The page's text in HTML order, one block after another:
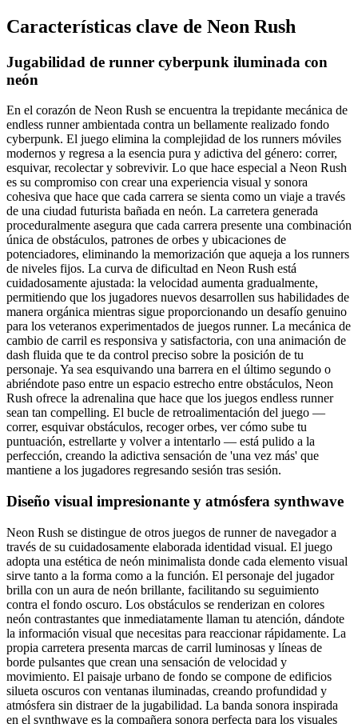
Características clave de Neon Rush
Jugabilidad de runner cyberpunk iluminada con
neón
En el corazón de Neon Rush se encuentra la trepidante mecánica de
endless runner ambientada contra un bellamente realizado fondo
cyberpunk. El juego elimina la complejidad de los runners móviles
modernos y regresa a la esencia pura y adictiva del género: correr,
esquivar, recolectar y sobrevivir. Lo que hace especial a Neon Rush
es su compromiso con crear una experiencia visual y sonora
cohesiva que hace que cada carrera se sienta como un viaje a través
de una ciudad futurista bañada en neón. La carretera generada
proceduralmente asegura que cada carrera presente una combinación
única de obstáculos, patrones de orbes y ubicaciones de
potenciadores, eliminando la memorización que aqueja a los runners
de niveles fijos. La curva de dificultad en Neon Rush está
cuidadosamente ajustada: la velocidad aumenta gradualmente,
permitiendo que los jugadores nuevos desarrollen sus habilidades de
manera orgánica mientras sigue proporcionando un desafío genuino
para los veteranos experimentados de juegos runner. La mecánica de
cambio de carril es responsiva y satisfactoria, con una animación de
dash fluida que te da control preciso sobre la posición de tu
personaje. Ya sea esquivando una barrera en el último segundo o
abriéndote paso entre un espacio estrecho entre obstáculos, Neon
Rush ofrece la adrenalina que hace que los juegos endless runner
sean tan compelling. El bucle de retroalimentación del juego —
correr, esquivar obstáculos, recoger orbes, ver cómo sube tu
puntuación, estrellarte y volver a intentarlo — está pulido a la
perfección, creando la adictiva sensación de 'una vez más' que
mantiene a los jugadores regresando sesión tras sesión.
Diseño visual impresionante y atmósfera synthwave
Neon Rush se distingue de otros juegos de runner de navegador a
través de su cuidadosamente elaborada identidad visual. El juego
adopta una estética de neón minimalista donde cada elemento visual
sirve tanto a la forma como a la función. El personaje del jugador
brilla con un aura de neón brillante, facilitando su seguimiento
contra el fondo oscuro. Los obstáculos se renderizan en colores
neón contrastantes que inmediatamente llaman tu atención, dándote
la información visual que necesitas para reaccionar rápidamente. La
propia carretera presenta marcas de carril luminosas y líneas de
borde pulsantes que crean una sensación de velocidad y
movimiento. El paisaje urbano de fondo se compone de edificios
silueta oscuros con ventanas iluminadas, creando profundidad y
atmósfera sin distraer de la jugabilidad. La banda sonora inspirada
en el synthwave es la compañera sonora perfecta para los visuales